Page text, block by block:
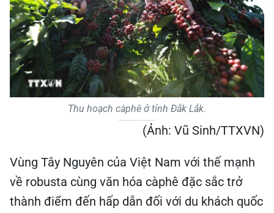
Thu hoạch càphê ở tỉnh Đắk Lắk.
(Ảnh: Vũ Sinh/TTXVN)
Vùng Tây Nguyên của Việt Nam với thế mạnh
về robusta cùng văn hóa càphê đặc sắc trở
thành điểm đến hấp dẫn đối với du khách quốc